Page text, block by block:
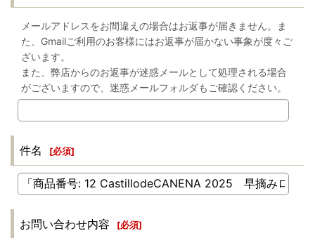
メールアドレスをお間違えの場合はお返事が届きません。ま
た、Gmailご利用のお客様にはお返事が届かない事象が度々ご
ざいます。
また、弊店からのお返事が迷惑メールとして処理される場合
がございますので、迷惑メールフォルダもご確認ください。
件名 [必須]
お問い合わせ内容 [必須]